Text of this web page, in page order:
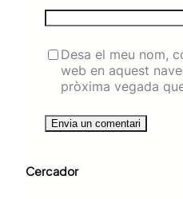
Desa el meu nom,
web en aquest
pròxima vegada
Cercador